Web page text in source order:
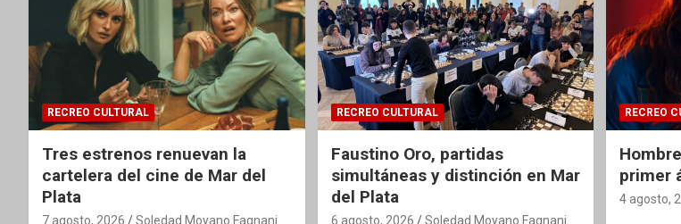
RECREO CULTURAL
Tres estrenos renuevan la
cartelera del cine de Mar del
Plata
7 agosto, 2026 Soledad Moyano Fagnani
RECREO CULTURAL
Faustino Oro, partidas
simultáneas y distinción en Mar
del Plata
6 agosto, 2026 Soledad Moyano Fagnani
RECREO
primer
4 agosto,